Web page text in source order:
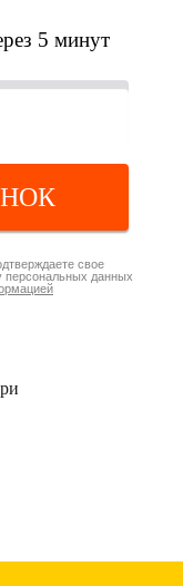
5 минут
свое
персональных данных